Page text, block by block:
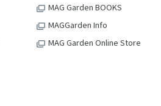
MAG Garden BOOKS
MAGGarden Info
MAG Garden Online Store